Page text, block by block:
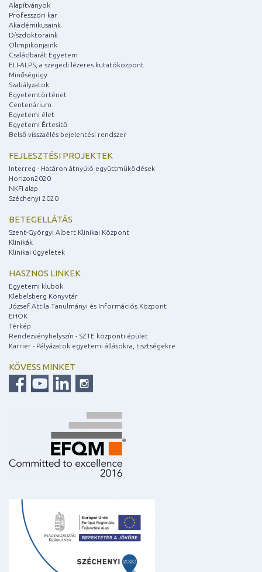
Alapítványok
Professzori kar
Akadémikusaink
Díszdoktoraink
Olimpikonjaink
Családbarát Egyetem
ELI-ALPS, a szegedi lézeres kutatóközpont
Minőségügy
Szabályzatok
Egyetemtörténet
Centenárium
Egyetemi élet
Egyetemi Értesítő
Belső visszaélés-bejelentési rendszer
FEJLESZTÉSI PROJEKTEK
Interreg - Határon átnyúló együttműködések
Horizon2020
NKFI alap
Széchenyi 2020
BETEGELLÁTÁS
Szent-Györgyi Albert Klinikai Központ
Klinikák
Klinikai ügyeletek
HASZNOS LINKEK
Egyetemi klubok
Klebelsberg Könyvtár
József Attila Tanulmányi és Információs Központ
EHÖK
Térkép
Rendezvényhelyszín - SZTE központi épület
Karrier - Pályázatok egyetemi állásokra, tisztségekre
KÖVESS MINKET